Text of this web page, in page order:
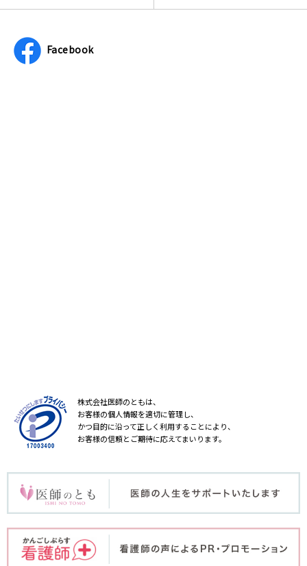
Facebook
株式会社医師のともは、
お客様の個人情報を適切に管理し、
かつ目的に沿って正しく利用することにより、
お客様の信頼とご期待に応えてまいります。